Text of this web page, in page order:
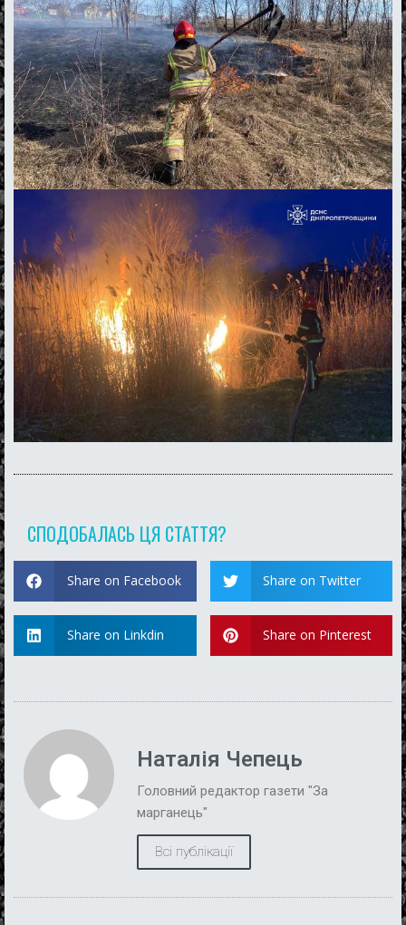
СПОДОБАЛАСЬ ЦЯ СТАТТЯ?
Share on Facebook Share on Twitter
Share on Linkdin Share on Pinterest
Наталія Чепець
Головний редактор газети "За
марганець"
Всі публікації